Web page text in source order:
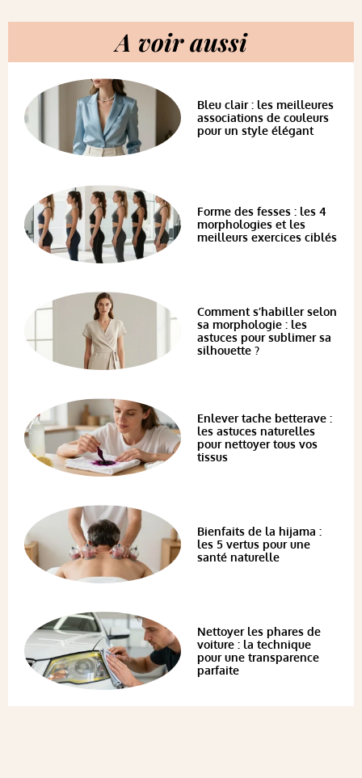
A voir aussi
Bleu clair : les meilleures
associations de couleurs
pour un style élégant
Forme des fesses : les 4
morphologies et les
meilleurs exercices ciblés
Comment s’habiller selon
sa morphologie : les
astuces pour sublimer sa
silhouette ?
Enlever tache betterave :
les astuces naturelles
pour nettoyer tous vos
tissus
Bienfaits de la hijama :
les 5 vertus pour une
santé naturelle
Nettoyer les phares de
voiture : la technique
pour une transparence
parfaite